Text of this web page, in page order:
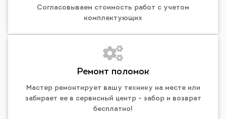
Согласовываем стоимость работ с учетом
комплектующих
Ремонт поломок
Мастер ремонтирует вашу технику на месте или
забирает ее в сервисный центр - забор и возврат
бесплатно!